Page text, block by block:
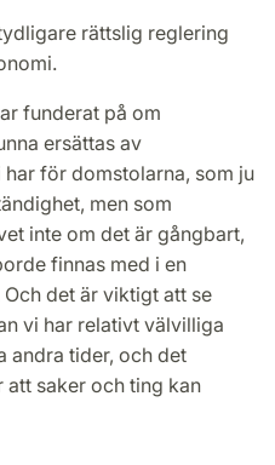
rättslig reglering
funderat på om
ersättas av
för domstolarna, som ju
men som
inte om det är gångbart,
finnas med i en
det är viktigt att se
vi har relativt välvilliga
andra tider, och det
att saker och ting kan